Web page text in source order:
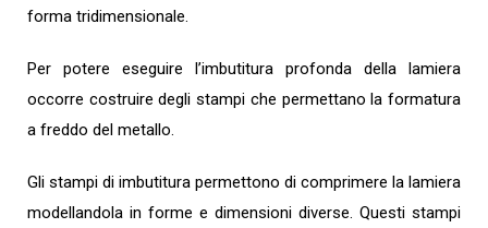
forma tridimensionale.
Per potere eseguire l’imbutitura profonda della lamiera
occorre costruire degli stampi che permettano la formatura
a freddo del metallo.
Gli stampi di imbutitura permettono di comprimere la lamiera
modellandola in forme e dimensioni diverse. Questi stampi